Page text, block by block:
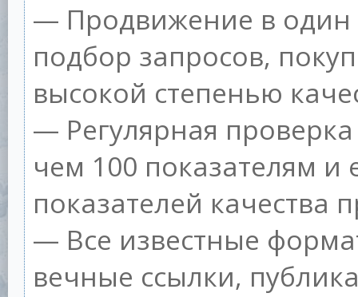
— Продвижение в один
подбор запросов,
высокой степенью
— Регулярная
чем 100 показателям
показателей качества
— Все известные
вечные ссылки,